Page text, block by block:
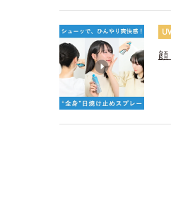
UV